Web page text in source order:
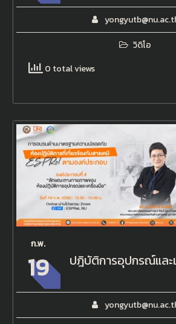
วิดิโอ
0 total views
ก.พ.
19
ปฎิบัติการอุปกรณ์และ